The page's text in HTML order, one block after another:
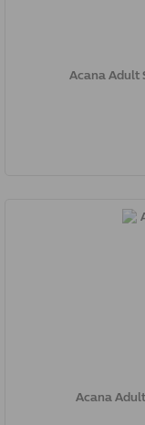
Acana Adult
Acana